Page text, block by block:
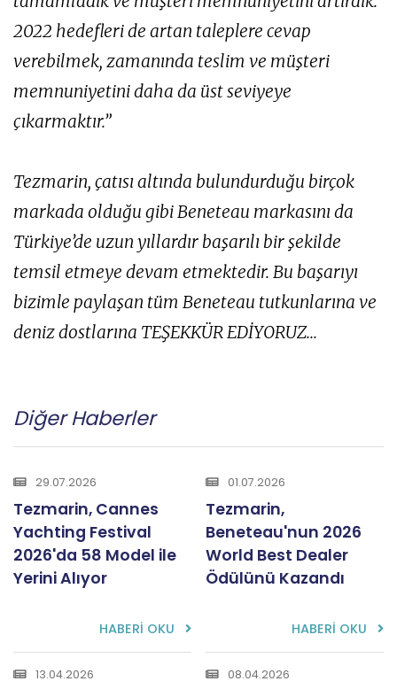
2022 hedefleri de artan taleplere cevap
verebilmek, zamanında teslim ve müşteri
memnuniyetini daha da üst seviyeye
çıkarmaktır.”
Tezmarin, çatısı altında bulundurduğu birçok
markada olduğu gibi Beneteau markasını da
Türkiye’de uzun yıllardır başarılı bir şekilde
temsil etmeye devam etmektedir. Bu başarıyı
bizimle paylaşan tüm Beneteau tutkunlarına ve
deniz dostlarına TEŞEKKÜR EDİYORUZ...
Diğer Haberler
29.07.2026
Tezmarin, Cannes
Yachting Festival
2026'da 58 Model ile
Yerini Alıyor
HABERİ OKU
01.07.2026
Tezmarin,
Beneteau'nun 2026
World Best Dealer
Ödülünü Kazandı
HABERİ OKU
13.04.2026 08.04.2026